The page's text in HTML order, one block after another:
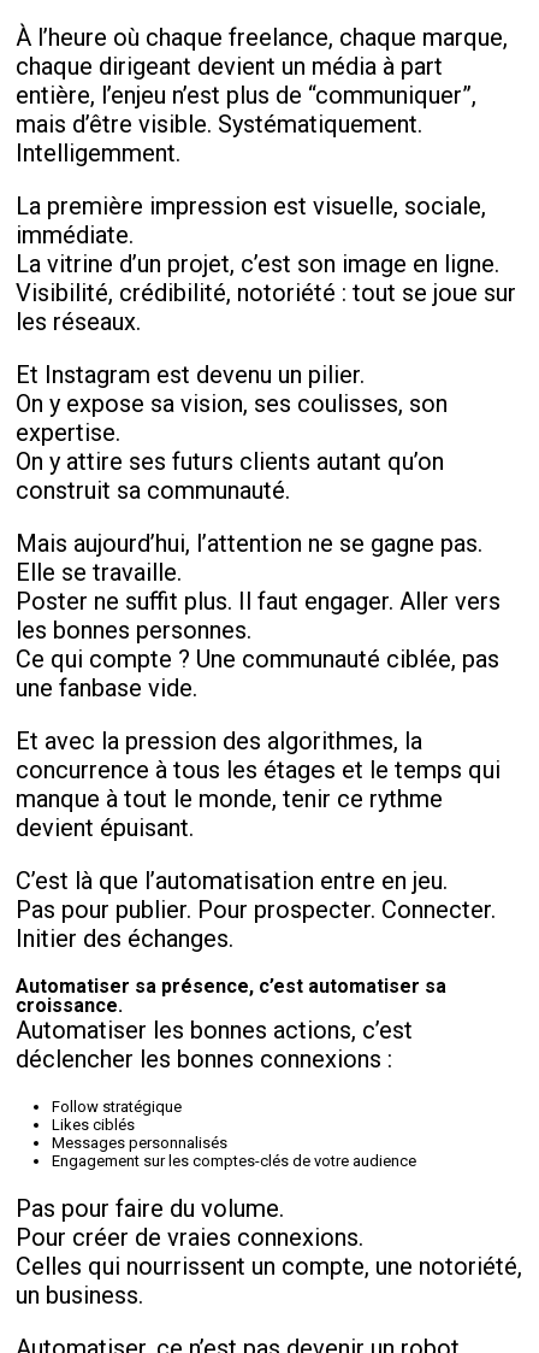
À l’heure où chaque freelance, chaque marque,
chaque dirigeant devient un média à part
entière, l’enjeu n’est plus de “communiquer”,
mais d’être visible. Systématiquement.
Intelligemment.
La première impression est visuelle, sociale,
immédiate.
La vitrine d’un projet, c’est son image en ligne.
Visibilité, crédibilité, notoriété : tout se joue sur
les réseaux.
Et Instagram est devenu un pilier.
On y expose sa vision, ses coulisses, son
expertise.
On y attire ses futurs clients autant qu’on
construit sa communauté.
Mais aujourd’hui, l’attention ne se gagne pas.
Elle se travaille.
Poster ne suffit plus. Il faut engager. Aller vers
les bonnes personnes.
Ce qui compte ? Une communauté ciblée, pas
une fanbase vide.
Et avec la pression des algorithmes, la
concurrence à tous les étages et le temps qui
manque à tout le monde, tenir ce rythme
devient épuisant.
C’est là que l’automatisation entre en jeu.
Pas pour publier. Pour prospecter. Connecter.
Initier des échanges.
Automatiser sa présence, c’est automatiser sa
croissance.
Automatiser les bonnes actions, c’est
déclencher les bonnes connexions :
Follow stratégique
Likes ciblés
Messages personnalisés
Engagement sur les comptes-clés de votre audience
Pas pour faire du volume.
Pour créer de vraies connexions.
Celles qui nourrissent un compte, une notoriété,
un business.